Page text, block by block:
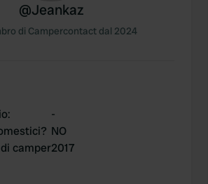
@Jeankaz
di Campercontact dal 2024
:
-
NO
camper2017